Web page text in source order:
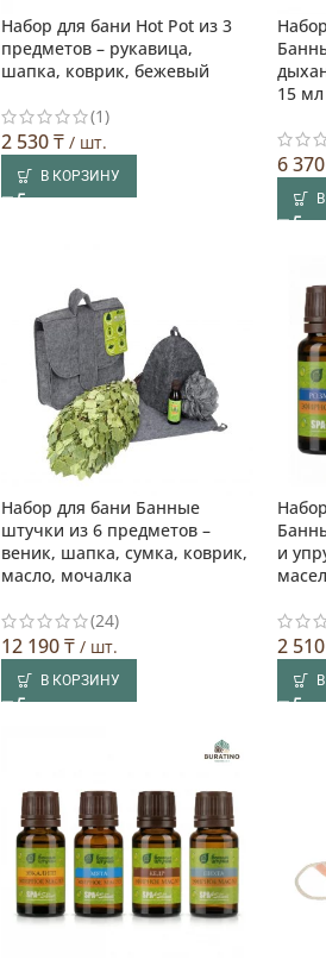
Набор для бани Hot Pot из 3
предметов – рукавица,
шапка, коврик, бежевый
(1)
2 530₸ / шт.
В КОРЗИНУ
15 мл
6
Набор для бани Банные
штучки из 6 предметов –
веник, шапка, сумка, коврик,
масло, мочалка
(24)
12 190₸ / шт.
В КОРЗИНУ
и
2